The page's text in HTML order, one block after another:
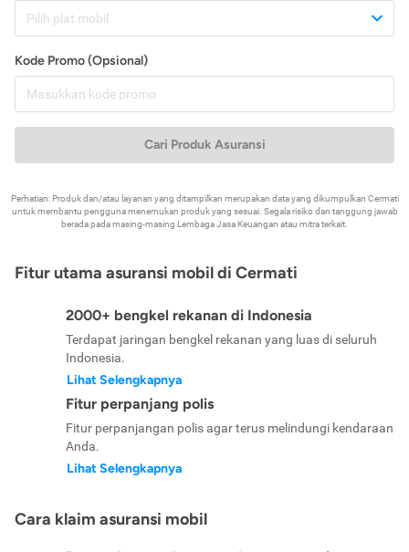
Pilih plat mobil
Kode Promo (Opsional)
Cari Produk Asuransi
Perhatian: Produk dan/atau layanan yang ditampilkan merupakan data yang dikumpulkan Cermati
untuk membantu pengguna menemukan produk yang sesuai. Segala risiko dan tanggung jawab
berada pada masing-masing Lembaga Jasa Keuangan atau mitra terkait.
Fitur utama asuransi mobil di Cermati
2000+ bengkel rekanan di Indonesia
Terdapat jaringan bengkel rekanan yang luas di seluruh
Indonesia.
Lihat Selengkapnya
Fitur perpanjang polis
Fitur perpanjangan polis agar terus melindungi kendaraan
Anda.
Lihat Selengkapnya
Cara klaim asuransi mobil